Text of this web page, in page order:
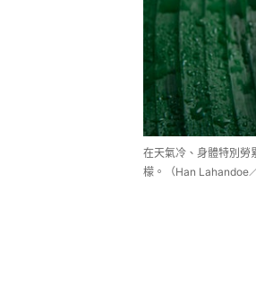
在天氣冷、身體特別勞
檬。（Han Lahandoe